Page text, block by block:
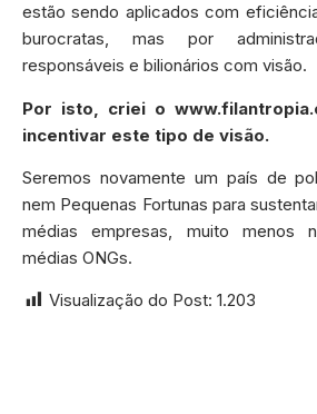
estão sendo aplicados com
burocratas, mas por
responsáveis e bilionários com visão.
Por isto, criei o
incentivar este tipo de visão.
Seremos novamente um país de
nem Pequenas Fortunas para
médias empresas, muito menos
médias ONGs.
Visualização do Post: 1.203